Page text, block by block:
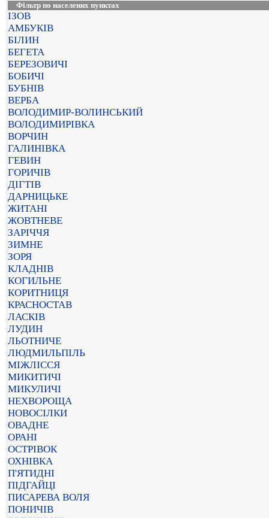
Фільтр по населених пунктах
ІЗОВ
АМБУКІВ
БІЛИН
БЕГЕТА
БЕРЕЗОВИЧІ
БОБИЧІ
БУБНІВ
ВЕРБА
ВОЛОДИМИР-ВОЛИНСЬКИЙ
ВОЛОДИМИРІВКА
ВОРЧИН
ГАЛИНІВКА
ГЕВИН
ГОРИЧІВ
ДІГТІВ
ДАРНИЦЬКЕ
ЖИТАНІ
ЖОВТНЕВЕ
ЗАРІЧЧЯ
ЗИМНЕ
ЗОРЯ
КЛАДНІВ
КОГИЛЬНЕ
КОРИТНИЦЯ
КРАСНОСТАВ
ЛАСКІВ
ЛУДИН
ЛЬОТНИЧЕ
ЛЮДМИЛЬПІЛЬ
МІЖЛІССЯ
МИКИТИЧІ
МИКУЛИЧІ
НЕХВОРОЩА
НОВОСІЛКИ
ОВАДНЕ
ОРАНІ
ОСТРІВОК
ОХНІВКА
П'ЯТИДНІ
ПІДГАЙЦІ
ПИСАРЕВА ВОЛЯ
ПОНИЧІВ